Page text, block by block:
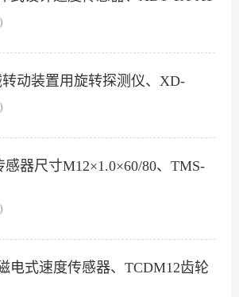
动装置用旋转探测仪、XD-
器尺寸M12×1.0×60/80、TMS-
电式速度传感器、TCDM12齿轮